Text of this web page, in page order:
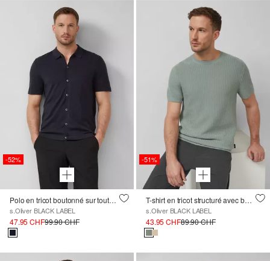
-52%
Polo en tricot boutonné sur toute la longueur, mélange de coton et de soie
s.Oliver BLACK LABEL
47.95 CHF99.90 CHF
-51%
T-shirt en tricot structuré avec bords-côtes
s.Oliver BLACK LABEL
43.95 CHF89.90 CHF